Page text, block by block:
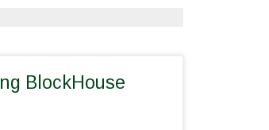
BlockHouse